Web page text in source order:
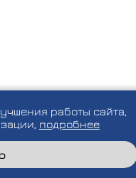
работы сайта,
подробнее